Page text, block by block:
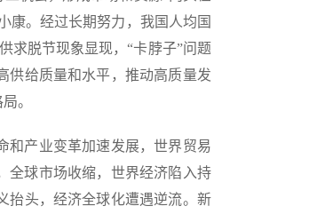
康。经过长期努力，我国人均国
求脱节现象显现，“卡脖子”问题
供给质量和水平，推动高质量发
。
和产业变革加速发展，世界贸易
全球市场收缩，世界经济陷入持
抬头，经济全球化遭遇逆流。新